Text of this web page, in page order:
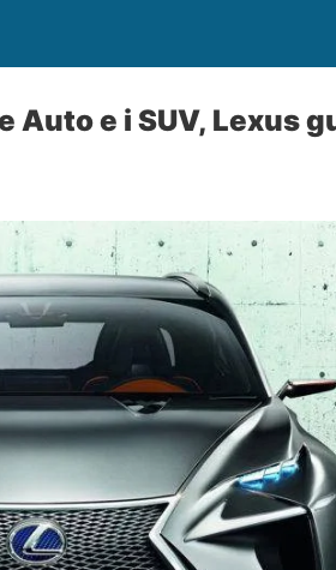
Auto e i SUV, Lexus